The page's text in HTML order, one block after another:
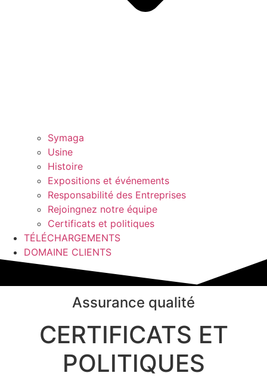
Symaga
Usine
Histoire
Expositions et événements
Responsabilité des Entreprises
Rejoingnez notre équipe
Certificats et politiques
TÉLÉCHARGEMENTS
DOMAINE CLIENTS
Assurance qualité
CERTIFICATS ET
POLITIQUES